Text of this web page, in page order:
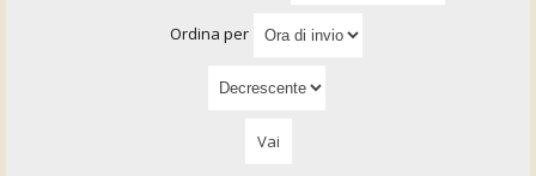
Ordina per